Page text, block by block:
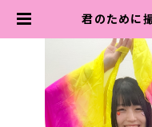
君のために